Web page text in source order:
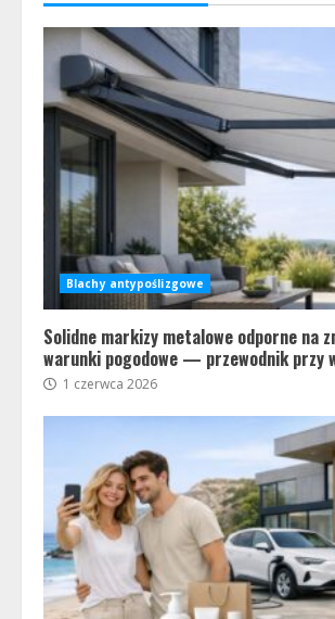
Blachy antypoślizgowe
Solidne markizy metalowe odporne na
warunki pogodowe — przewodnik przy
1 czerwca 2026